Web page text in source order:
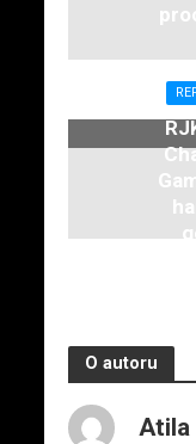
O autoru
Atila